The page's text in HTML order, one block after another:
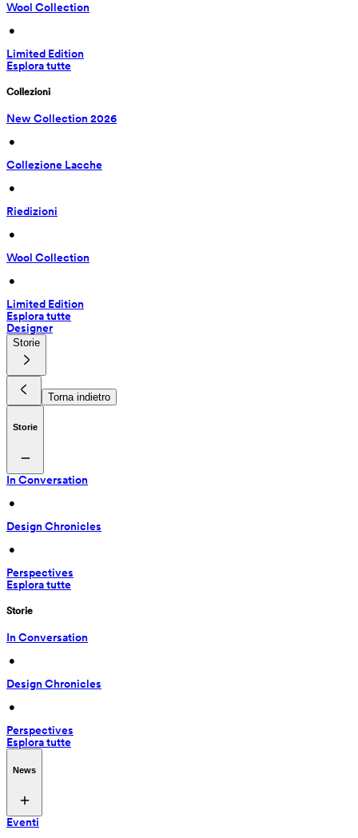
Wool Collection
•
Limited Edition
Esplora tutte
Collezioni
New Collection 2026
•
Collezione Lacche
•
Riedizioni
•
Wool Collection
•
Limited Edition
Esplora tutte
Designer
Storie
Torna indietro
Storie
In Conversation
•
Design Chronicles
•
Perspectives
Esplora tutte
Storie
In Conversation
•
Design Chronicles
•
Perspectives
Esplora tutte
News
Eventi